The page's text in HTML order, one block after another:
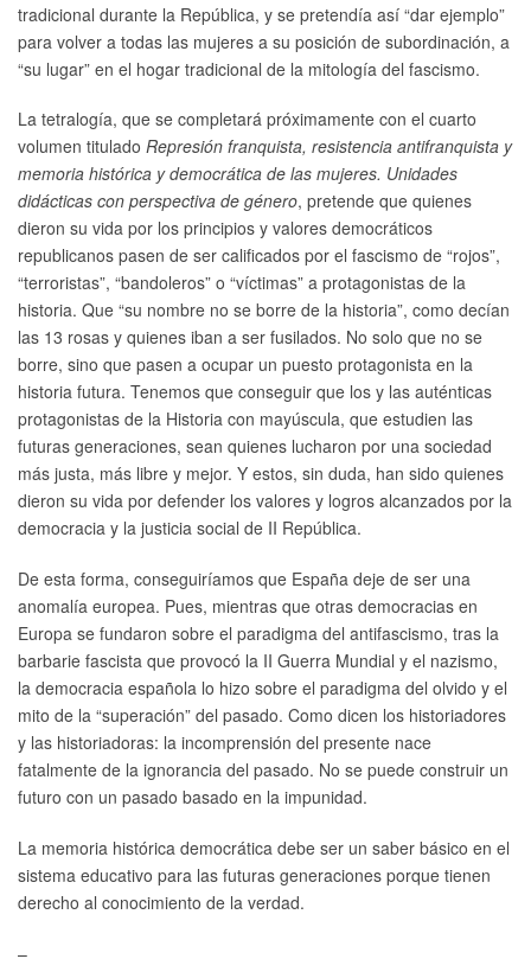
tradicional durante la República, y se pretendía así “dar ejemplo”
para volver a todas las mujeres a su posición de subordinación, a
“su lugar” en el hogar tradicional de la mitología del fascismo.
La tetralogía, que se completará próximamente con el cuarto
volumen titulado Represión franquista, resistencia antifranquista y
memoria histórica y democrática de las mujeres. Unidades
didácticas con perspectiva de género, pretende que quienes
dieron su vida por los principios y valores democráticos
republicanos pasen de ser calificados por el fascismo de “rojos”,
“terroristas”, “bandoleros” o “víctimas” a protagonistas de la
historia. Que “su nombre no se borre de la historia”, como decían
las 13 rosas y quienes iban a ser fusilados. No solo que no se
borre, sino que pasen a ocupar un puesto protagonista en la
historia futura. Tenemos que conseguir que los y las auténticas
protagonistas de la Historia con mayúscula, que estudien las
futuras generaciones, sean quienes lucharon por una sociedad
más justa, más libre y mejor. Y estos, sin duda, han sido quienes
dieron su vida por defender los valores y logros alcanzados por la
democracia y la justicia social de II República.
De esta forma, conseguiríamos que España deje de ser una
anomalía europea. Pues, mientras que otras democracias en
Europa se fundaron sobre el paradigma del antifascismo, tras la
barbarie fascista que provocó la II Guerra Mundial y el nazismo,
la democracia española lo hizo sobre el paradigma del olvido y el
mito de la “superación” del pasado. Como dicen los historiadores
y las historiadoras: la incomprensión del presente nace
fatalmente de la ignorancia del pasado. No se puede construir un
futuro con un pasado basado en la impunidad.
La memoria histórica democrática debe ser un saber básico en el
sistema educativo para las futuras generaciones porque tienen
derecho al conocimiento de la verdad.
–